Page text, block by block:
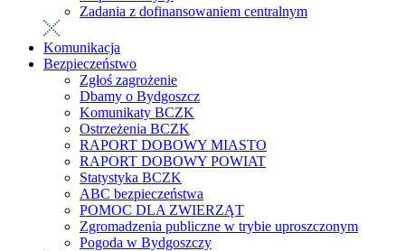
Zadania z dofinansowaniem centralnym
Komunikacja
Bezpieczeństwo
Zgłoś zagrożenie
Dbamy o Bydgoszcz
Komunikaty BCZK
Ostrzeżenia BCZK
RAPORT DOBOWY MIASTO
RAPORT DOBOWY POWIAT
Statystyka BCZK
ABC bezpieczeństwa
POMOC DLA ZWIERZĄT
Zgromadzenia publiczne w trybie uproszczonym
Pogoda w Bydgoszczy